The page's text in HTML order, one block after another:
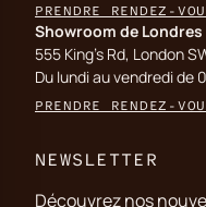
PRENDRE RENDEZ-
Showroom de Londres
555 King's Rd, London
Du lundi au vendredi de
PRENDRE RENDEZ-
NEWSLETTER
Découvrez nos